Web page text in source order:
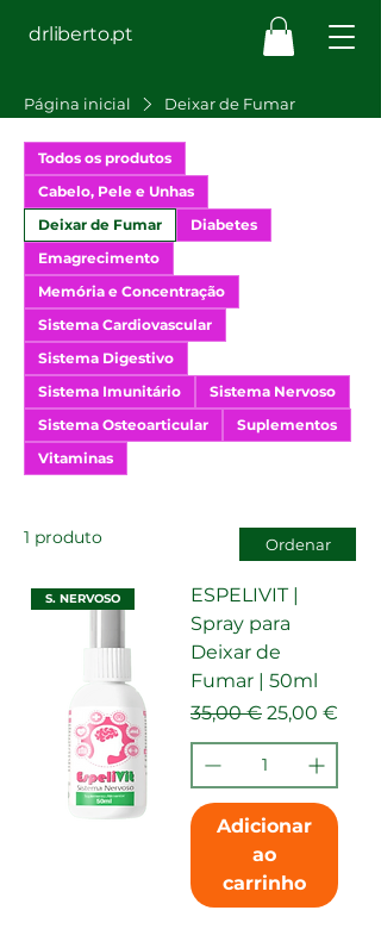
drliberto.pt
Página inicial Deixar de Fumar
Todos os produtos
Cabelo, Pele e Unhas
Deixar de Fumar
Diabetes
Emagrecimento
Memória e Concentração
Sistema Cardiovascular
Sistema Digestivo
Sistema Imunitário
Sistema Nervoso
Sistema Osteoarticular
Suplementos
Vitaminas
1 produto Ordenar
S. NERVOSO
ESPELIVIT |
Spray para
Deixar de
Fumar | 50ml
Preço normal
35,00 € Preço
25,00 €
Adicionar
ao
carrinho